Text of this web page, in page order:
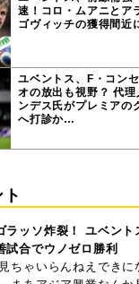
速！コロ・ムアニとア
ゴヴィッチの獲得間近
ユベントス、F・コン
オの放出も視野？ 代理
ンデス氏がプレミアの
へ打診か…
ラッソ炸裂！ ユベント
試合でウノゼロ勝利
ちゃいらんねえできに